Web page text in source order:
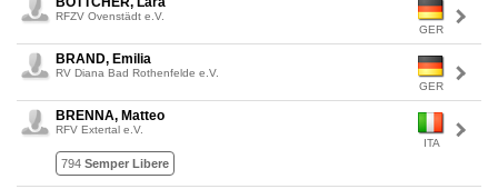
GER
RFZV Ovenstädt e.V.
GER
BRAND, Emilia
RV Diana Bad Rothenfelde e.V.
ITA
BRENNA, Matteo
RFV Extertal e.V.
794 Semper Libere